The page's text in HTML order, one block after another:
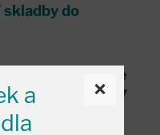
skladby do
zastupuje
ostrov 62, 147
×
a